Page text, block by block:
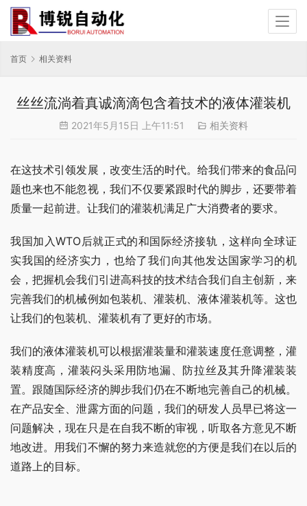
首页 相关资料
丝丝流淌着真诚滴滴包含着技术的液体灌装机
2021年5月15日 上午11:51 相关资料
在这技术引领发展，改变生活的时代。给我们带来的食品问
题也来也不能忽视，我们不仅要紧跟时代的脚步，还要带着
质量一起前进。让我们的灌装机满足广大消费者的要求。
我国加入WTO后就正式的和国际经济接轨，这样向全球证
实我国的经济实力，也给了我们向其他发达国家学习的机
会，把握机会我们引进高科技的技术结合我们自主创新，来
完善我们的机械例如包装机、灌装机、液体灌装机等。这也
让我们的包装机、灌装机有了更好的市场。
我们的液体灌装机可以根据灌装量和灌装速度任意调整，灌
装精度高，灌装闷头采用防地漏、防拉丝及其升降灌装装
置。跟随国际经济的脚步我们仍在不断地完善自己的机械。
在产品安全、泄露方面的问题，我们的研发人员早已将这一
问题解决，现在只是在自我不断的审视，听取各方意见不断
地改进。用我们不懈的努力来造就您的方便是我们在以后的
道路上的目标。